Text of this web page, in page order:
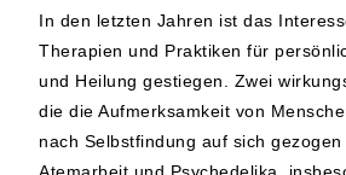
In den letzten Jahren ist das
Therapien und Praktiken für
und Heilung gestiegen. Zwei
die die Aufmerksamkeit von
nach Selbstfindung auf sich